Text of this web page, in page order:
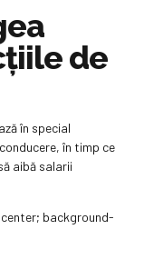
de
în special
în timp ce
aibă salarii
background-